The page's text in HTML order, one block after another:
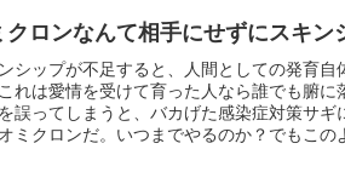
クロンなんて相手にせずにスキン
シップが不足すると、人間としての発育自
れは愛情を受けて育った人なら誰でも腑に
誤ってしまうと、バカげた感染症対策サギ
ミクロンだ。いつまでやるのか？でもこの